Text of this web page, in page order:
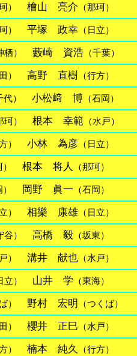
） 檜山 亮介 （那珂）
） 平塚 政幸 （日立）
栖） 藪崎 資浩（千葉）
） 高野 直樹 （行方）
代） 小松﨑 博（石岡）
珂） 根本 幸範 （水戸）
） 小林 為彦 （日立）
根本 将人 （那珂）
岡野 眞一 （石岡）
） 相樂 康雄 （日立）
） 高橋 毅（坂東）
） 溝井 献也 （水戸）
立） 山井 学 （東海）
） 野村 宏明 （つくば）
） 櫻井 正巳 （水戸）
） 楠本 純久 （行方）